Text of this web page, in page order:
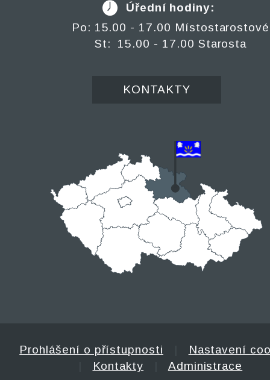
Úřední hodiny:
Po: 15.00 - 17.00 Místostarostové
St: 15.00 - 17.00 Starosta
KONTAKTY
Prohlášení o přístupnosti
Nastavení
Kontakty Administrace